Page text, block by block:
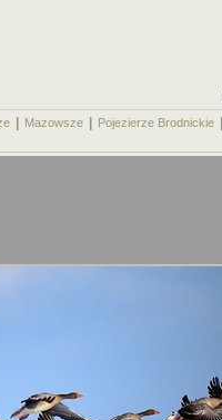
Mazowsze Pojezierze Brodnickie